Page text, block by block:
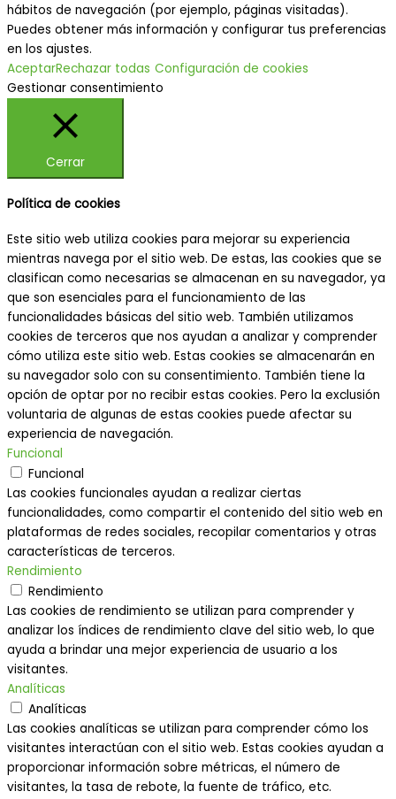
hábitos de navegación (por ejemplo, páginas visitadas).
Puedes obtener más información y configurar tus preferencias
en los ajustes.
AceptarRechazar todas Configuración de cookies
Gestionar consentimiento
Cerrar
Política de cookies
Este sitio web utiliza cookies para mejorar su experiencia
mientras navega por el sitio web. De estas, las cookies que se
clasifican como necesarias se almacenan en su navegador, ya
que son esenciales para el funcionamiento de las
funcionalidades básicas del sitio web. También utilizamos
cookies de terceros que nos ayudan a analizar y comprender
cómo utiliza este sitio web. Estas cookies se almacenarán en
su navegador solo con su consentimiento. También tiene la
opción de optar por no recibir estas cookies. Pero la exclusión
voluntaria de algunas de estas cookies puede afectar su
experiencia de navegación.
Funcional
Funcional
Las cookies funcionales ayudan a realizar ciertas
funcionalidades, como compartir el contenido del sitio web en
plataformas de redes sociales, recopilar comentarios y otras
características de terceros.
Rendimiento
Rendimiento
Las cookies de rendimiento se utilizan para comprender y
analizar los índices de rendimiento clave del sitio web, lo que
ayuda a brindar una mejor experiencia de usuario a los
visitantes.
Analíticas
Analíticas
Las cookies analíticas se utilizan para comprender cómo los
visitantes interactúan con el sitio web. Estas cookies ayudan a
proporcionar información sobre métricas, el número de
visitantes, la tasa de rebote, la fuente de tráfico, etc.